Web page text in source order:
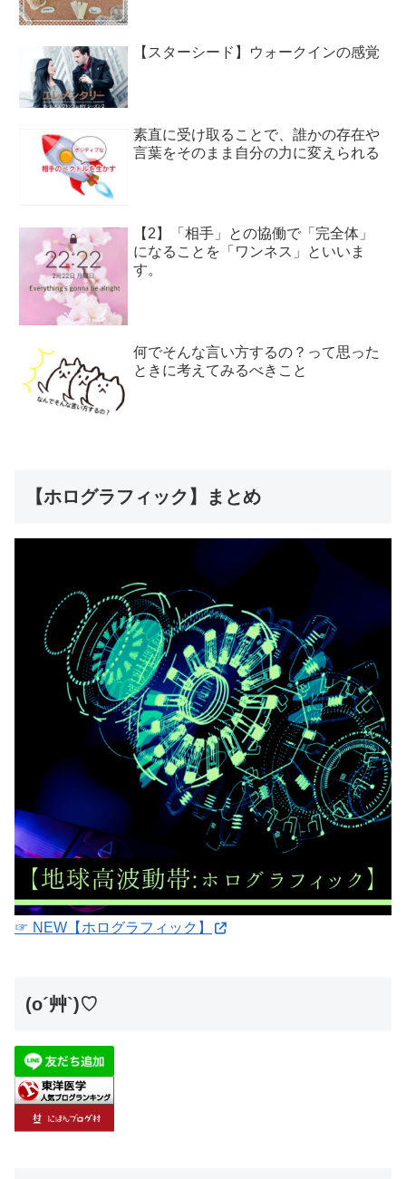
【スターシード】ウォークインの感覚
素直に受け取ることで、誰かの存在や
言葉をそのまま自分の力に変えられる
【2】「相手」との協働で「完全体」
になることを「ワンネス」といいま
す。
何でそんな言い方するの？って思った
ときに考えてみるべきこと
【ホログラフィック】まとめ
☞ NEW【ホログラフィック】
(o´艸`)♡